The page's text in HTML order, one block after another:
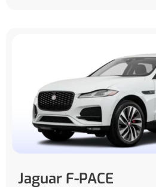
Jaguar F-PACE